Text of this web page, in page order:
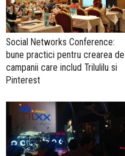
Social Networks Conference:
bune practici pentru crearea de
campanii care includ Trilulilu si
Pinterest